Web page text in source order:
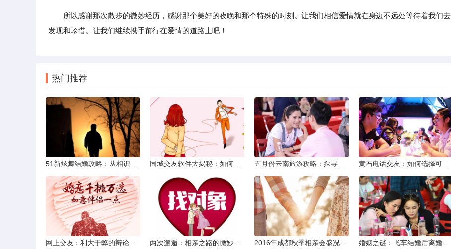
所以感谢那次散步的微妙经历，感谢那个美好的夜晚和那个特殊的时刻。让我们相信爱情就在身边不远处等待着我们去
发现和珍惜。让我们继续携手前行在爱情的道路上吧！
热门推荐